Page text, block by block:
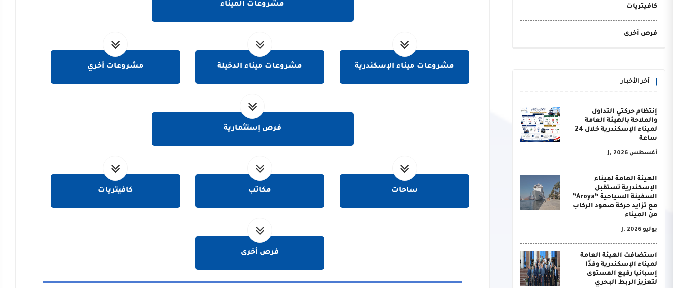
كافيتريات
فرص أخرى
أخر الأخبار
إنتظام حركتي التداول
والملاحة بالهيئة العامة
لميناء الإسكندرية خلال 24
ساعة
أغسطس J, 2026
الهيئة العامة لميناء
الإسكندرية تستقبل
السفينة السياحية “Aroya”
مع تزايد حركة صعود الركاب
من الميناء
يوليو J, 2026
استضافت الهيئة العامة
لميناء الإسكندرية وفدًا
إسبانيا رفيع المستوى
لتعزيز الربط البحري
مشروعات الميناء
مشروعات ميناء الإسكندرية مشروعات ميناء الدخيلة مشروعات أخري
فرص إستثمارية
ساحات مكاتب كافيتريات
فرص أخرى